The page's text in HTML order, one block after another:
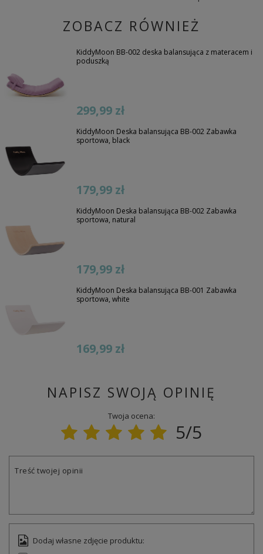
ZOBACZ RÓWNIEŻ
KiddyMoon BB-002 deska balansująca z materacem i
poduszką
299,99 zł
KiddyMoon Deska balansująca BB-002 Zabawka
sportowa, black
179,99 zł
KiddyMoon Deska balansująca BB-002 Zabawka
sportowa, natural
179,99 zł
KiddyMoon Deska balansująca BB-001 Zabawka
sportowa, white
169,99 zł
NAPISZ SWOJĄ OPINIĘ
Twoja ocena:
5/5
Treść twojej opinii
Dodaj własne zdjęcie produktu: